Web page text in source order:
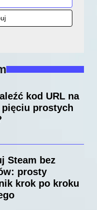
kod URL na
pięciu prostych
Steam bez
prosty
krok po kroku